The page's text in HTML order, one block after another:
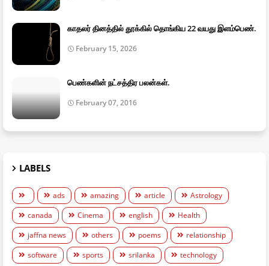
காதலர் தினத்தில் தூக்கில் தொங்கிய 22 வயது இளம்பெண்.
February 15, 2026
பெண்களின் நட்சத்திர பலன்கள்.
February 07, 2016
LABELS
ads amazing article
Astrology
canada
Cinema english
Health
jaffna news
others poems
relationship
software
sports srilanka
technology